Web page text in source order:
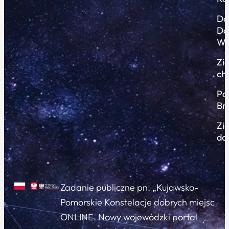
Zadanie publiczne pn. „Kujawsko-
Pomorskie Konstelacje dobrych miejsc
ONLINE. Nowy wojewódzki portal